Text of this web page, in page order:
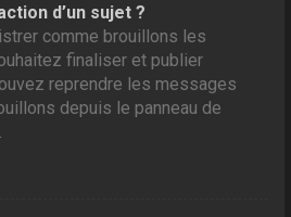
d’un sujet ?
comme brouillons les
finaliser et publier
reprendre les messages
depuis le panneau de